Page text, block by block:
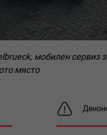
мобилен сервиз
място